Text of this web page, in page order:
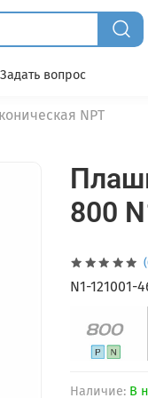
Задать вопрос
NPT
Наличие: В
800
N1-121001-